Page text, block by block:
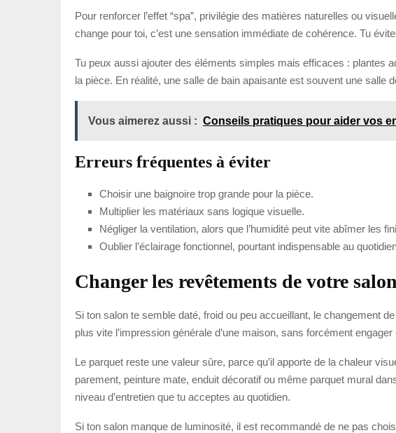
Pour renforcer l’effet “spa”, privilégie des matières naturelles ou
change pour toi, c’est une sensation immédiate de cohérence. Tu
Tu peux aussi ajouter des éléments simples mais efficaces : plantes
la pièce. En réalité, une salle de bain apaisante est souvent une salle
Vous aimerez aussi : Conseils pratiques pour aider vos
Erreurs fréquentes à éviter
Choisir une baignoire trop grande pour la pièce.
Multiplier les matériaux sans logique visuelle.
Négliger la ventilation, alors que l’humidité peut vite abîmer les
Oublier l’éclairage fonctionnel, pourtant indispensable au
Changer les revêtements de votre salon
Si ton salon te semble daté, froid ou peu accueillant, le changement
plus vite l’impression générale d’une maison, sans forcément
Le parquet reste une valeur sûre, parce qu’il apporte de la chaleur
parement, peinture mate, enduit décoratif ou même parquet mural
niveau d’entretien que tu acceptes au quotidien.
Si ton salon manque de luminosité, il est recommandé de ne pas